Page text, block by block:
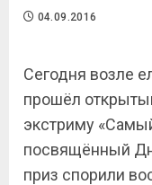
04.09.2016
Сегодня возле
прошёл
экстриму
посвящённый
приз спорили